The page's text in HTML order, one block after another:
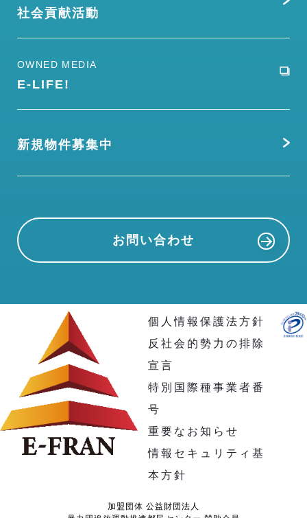
社会貢献活動
OWNED MEDIA
E-LIFE!
新規物件募集中
お問い合わせ
個人情報保護法方針
反社会的勢力の排除
宣言
特別国際種事業者番
号
重要なお知らせ
情報セキュリティ基
本方針
加盟団体 公益財団法人